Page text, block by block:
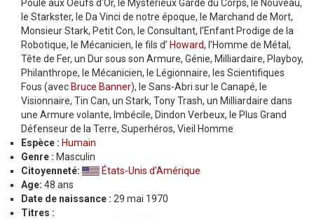
Poule aux Oeufs d'Or, le Mystérieux Garde du Corps, le Nouveau,
le Starkster, le Da Vinci de notre époque, le Marchand de Mort,
Monsieur Stark, Petit Con, le Consultant, l’Enfant Prodige de la
Robotique, le Mécanicien, le fils d’ Howard, l’Homme de Métal,
Tête de Fer, un Dur sous son Armure, Génie, Milliardaire, Playboy,
Philanthrope, le Mécanicien, le Légionnaire, les Scientifiques
Fous (avec Bruce Banner), le Sans-Abri sur le Canapé, le
Visionnaire, Tin Can, un Stark, Tony Trash, un Milliardaire dans
une Armure volante, Imbécile, Dindon Verbeux, le Plus Grand
Défenseur de la Terre, Superhéros, Vieil Homme
Espèce : Humain
Genre : Masculin
Citoyenneté:
États-Unis d'Amérique
Age: 48 ans
Date de naissance : 29 mai 1970
Titres :